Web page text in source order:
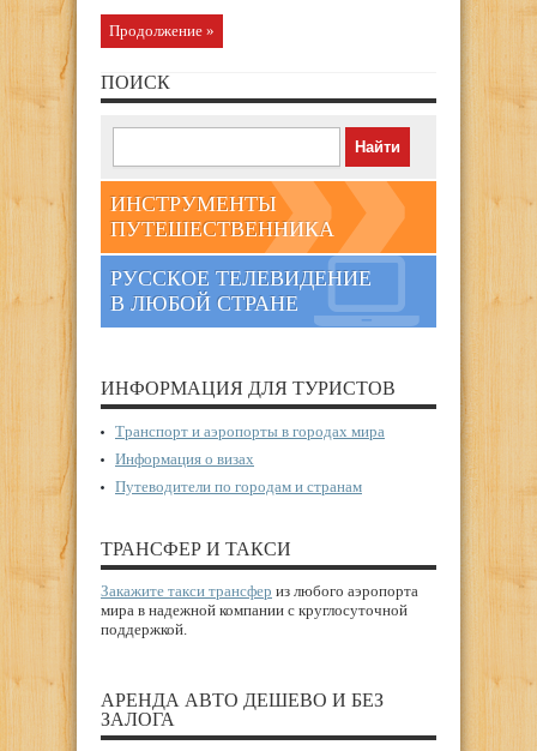
Продолжение »
ПОИСК
ИНСТРУМЕНТЫ
ПУТЕШЕСТВЕННИКА
РУССКОЕ ТЕЛЕВИДЕНИЕ
В ЛЮБОЙ СТРАНЕ
ИНФОРМАЦИЯ ДЛЯ ТУРИСТОВ
Транспорт и аэропорты в городах мира
Информация о визах
Путеводители по городам и странам
ТРАНСФЕР И ТАКСИ
Закажите такси трансфер из любого аэропорта
мира в надежной компании с круглосуточной
поддержкой.
АРЕНДА АВТО ДЕШЕВО И БЕЗ
ЗАЛОГА